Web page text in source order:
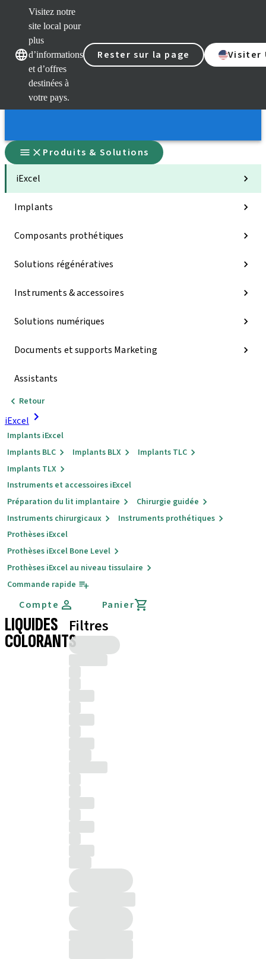
Visitez notre
site local pour
plus
d’informations
et d’offres
destinées à
votre pays.
Rester sur la page
Visiter
Produits & Solutions
iExcel
Implants
Composants prothétiques
Solutions régénératives
Instruments & accessoires
Solutions numériques
Documents et supports Marketing
Assistants
Retour
iExcel
Implants iExcel
Implants BLC
Implants BLX
Implants TLC
Implants TLX
Instruments et accessoires iExcel
Préparation du lit implantaire
Chirurgie guidée
Instruments chirurgicaux
Instruments prothétiques
Prothèses iExcel
Prothèses iExcel Bone Level
Prothèses iExcel au niveau tissulaire
Commande rapide
Compte Panier
LIQUIDES
COLORANTS
Filtres